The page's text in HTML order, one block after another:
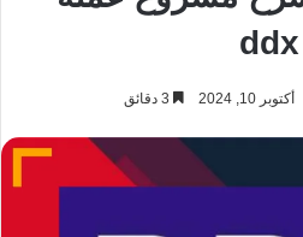
ddx
أكتوبر 10, 2024